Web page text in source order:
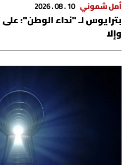
أمل شموني 10 . 08 . 2026
بترايوس لـ "نداء الوطن":
وإلا